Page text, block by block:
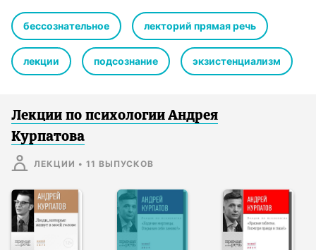
Есть ли у нас «свободная воля»?
Как жить, если все за нас решает извилистая биомасса в
полтора килограмма весом?
Можем ли мы прожить по-настоящему свою жизнь, или же
бессознательное лекторий прямая речь
лекции подсознание экзистенциализм
Лекции по психологии Андрея
Курпатова
ЛЕКЦИИ • 11 ВЫПУСКОВ